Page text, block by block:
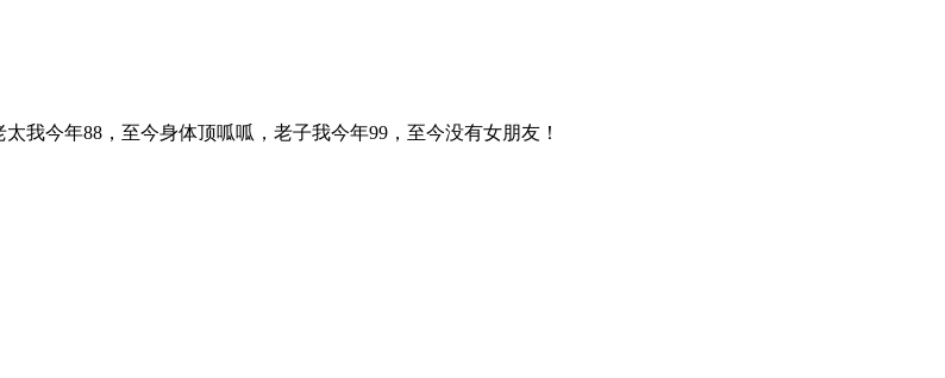
我今年88，至今身体顶呱呱，老子我今年99，至今没有女朋友！